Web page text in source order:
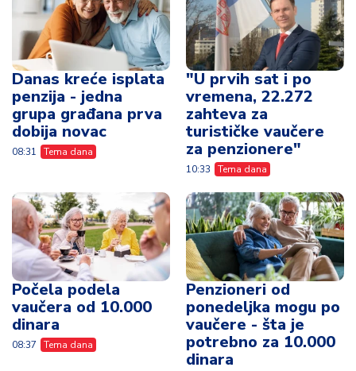
Danas kreće isplata
penzija - jedna
grupa građana prva
dobija novac
08:31 Tema dana
"U prvih sat i po
vremena, 22.272
zahteva za
turističke vaučere
za penzionere"
10:33 Tema dana
Počela podela
vaučera od 10.000
dinara
08:37 Tema dana
Penzioneri od
ponedeljka mogu po
vaučere - šta je
potrebno za 10.000
dinara